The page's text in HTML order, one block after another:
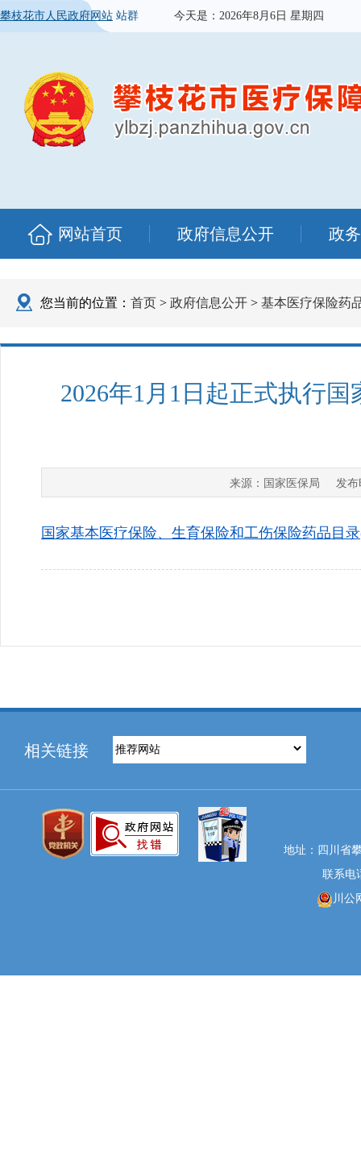
攀枝花市人民政府网站 站群 今天是： 2026年8月6日 星期四
网站首页 政府信息公开 政
您当前的位置： 首页 > 政府信息公开 > 基本医疗保险药
2026年1月1日起正式执行
来源： 国家医保局 发布
国家基本医疗保险、生育保险和工伤保险药品目
相关链接
地址：四川省
联系电
川公